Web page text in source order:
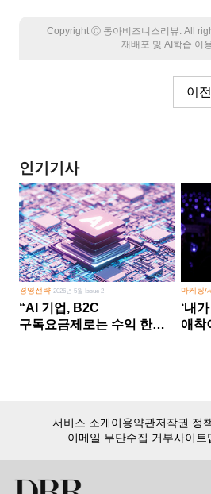
Copyright Ⓒ 동아비즈니스리뷰. All
재배포 및 AI학습 이
이전
인기기사
경영전략 2026년 5월 Issue 2
“AI 기업, B2C
구독요금제로는 수익 한계
마케팅/
‘내
애착
서비스 소개이용약관저작권 정
이메일 무단수집 거부사이트